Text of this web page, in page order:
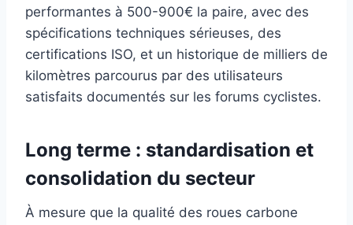
performantes à 500-900€ la paire, avec des
spécifications techniques sérieuses, des
certifications ISO, et un historique de milliers de
kilomètres parcourus par des utilisateurs
satisfaits documentés sur les forums cyclistes.
Long terme : standardisation et
consolidation du secteur
À mesure que la qualité des roues carbone